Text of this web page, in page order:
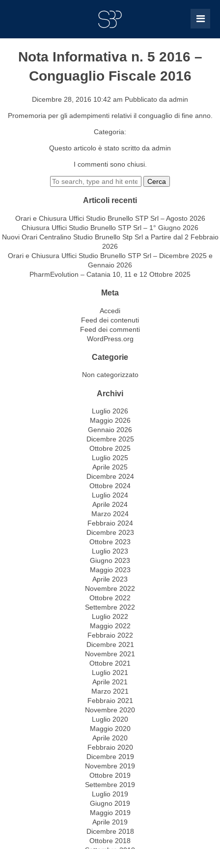
Nota Informativa n. 5 2016 –
Conguaglio Fiscale 2016
Dicembre 28, 2016 10:42 am Pubblicato da admin
Promemoria per gli adempimenti relativi il conguaglio di fine anno.
Categoria:
Questo articolo è stato scritto da admin
I commenti sono chiusi.
Cerca
Articoli recenti
Orari e Chiusura Uffici Studio Brunello STP Srl – Agosto 2026
Chiusura Uffici Studio Brunello STP Srl – 1° Giugno 2026
Nuovi Orari Centralino Studio Brunello Stp Srl a Partire dal 2 Febbraio
2026
Orari e Chiusura Uffici Studio Brunello STP Srl – Dicembre 2025 e
Gennaio 2026
PharmEvolution – Catania 10, 11 e 12 Ottobre 2025
Meta
Accedi
Feed dei contenuti
Feed dei commenti
WordPress.org
Categorie
Non categorizzato
Archivi
Luglio 2026
Maggio 2026
Gennaio 2026
Dicembre 2025
Ottobre 2025
Luglio 2025
Aprile 2025
Dicembre 2024
Ottobre 2024
Luglio 2024
Aprile 2024
Marzo 2024
Febbraio 2024
Dicembre 2023
Ottobre 2023
Luglio 2023
Giugno 2023
Maggio 2023
Aprile 2023
Novembre 2022
Ottobre 2022
Settembre 2022
Luglio 2022
Maggio 2022
Febbraio 2022
Dicembre 2021
Novembre 2021
Ottobre 2021
Luglio 2021
Aprile 2021
Marzo 2021
Febbraio 2021
Novembre 2020
Luglio 2020
Maggio 2020
Aprile 2020
Febbraio 2020
Dicembre 2019
Novembre 2019
Ottobre 2019
Settembre 2019
Luglio 2019
Giugno 2019
Maggio 2019
Aprile 2019
Dicembre 2018
Ottobre 2018